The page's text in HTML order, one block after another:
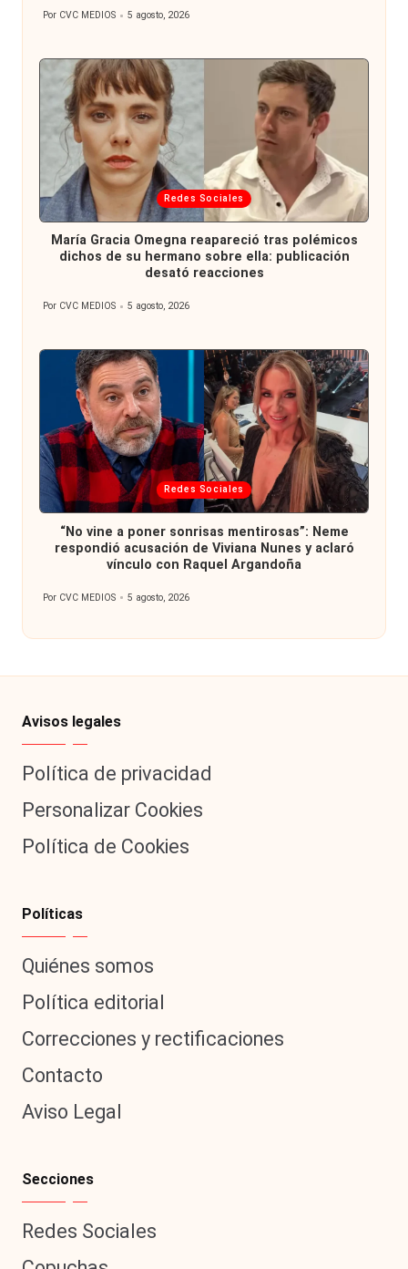
Publicado
Por CVC MEDIOS 5 agosto, 2026
Publicada
en
Redes Sociales
María Gracia Omegna reapareció tras polémicos
dichos de su hermano sobre ella: publicación
desató reacciones
Publicado
Por CVC MEDIOS 5 agosto, 2026
Publicada
en
Redes Sociales
“No vine a poner sonrisas mentirosas”: Neme
respondió acusación de Viviana Nunes y aclaró
vínculo con Raquel Argandoña
Publicado
Por CVC MEDIOS 5 agosto, 2026
Avisos legales
Política de privacidad
Personalizar Cookies
Política de Cookies
Políticas
Quiénes somos
Política editorial
Correcciones y rectificaciones
Contacto
Aviso Legal
Secciones
Redes Sociales